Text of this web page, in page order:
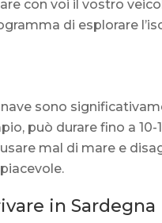
con voi il vostro
di esplorare
sono
può durare fino a 10-
mal di mare e
in Sardegna